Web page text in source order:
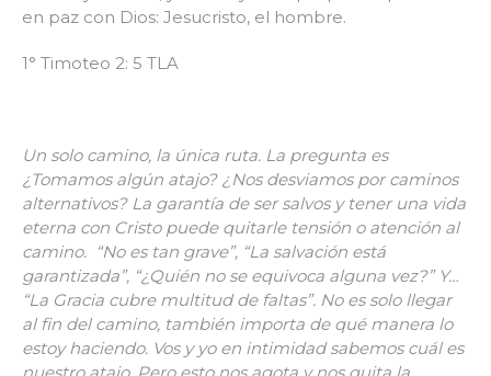
en paz con Dios: Jesucristo, el hombre.
1° Timoteo 2: 5 TLA
Un solo camino, la única ruta. La pregunta es
¿Tomamos algún atajo? ¿Nos desviamos por caminos
alternativos? La garantía de ser salvos y tener una vida
eterna con Cristo puede quitarle tensión o atención al
camino. “No es tan grave”, “La salvación está
garantizada”, “¿Quién no se equivoca alguna vez?” Y…
“La Gracia cubre multitud de faltas”. No es solo llegar
al fin del camino, también importa de qué manera lo
estoy haciendo. Vos y yo en intimidad sabemos cuál es